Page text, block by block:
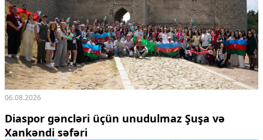
06.08.2026
Diaspor gəncləri üçün unudulmaz Şuşa və
Xankəndi səfəri